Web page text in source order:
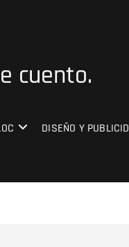
cuento.
DISEÑO Y